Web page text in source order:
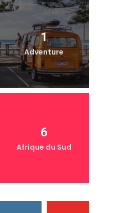
1
Adventure
6
Afrique du Sud